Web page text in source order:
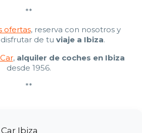
**
ofertas, reserva con nosotros y
de tu viaje a Ibiza.
, alquiler de coches en Ibiza
desde 1956.
**
Ibiza